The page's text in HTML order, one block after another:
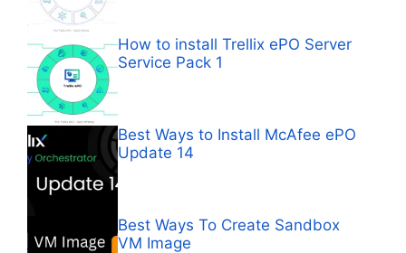
How to install Trellix ePO Server
Service Pack 1
Best Ways to Install McAfee ePO
Update 14
Best Ways To Create Sandbox
VM Image